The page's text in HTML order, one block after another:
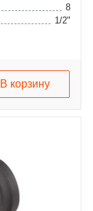
8
1/2"
В корзину